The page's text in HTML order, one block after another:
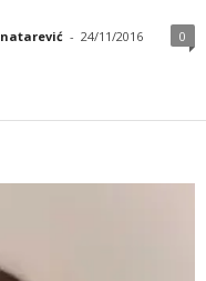
- 24/11/2016 0